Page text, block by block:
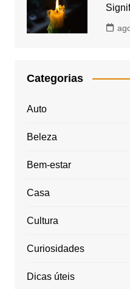
Categorias
Auto
Beleza
Bem-estar
Casa
Cultura
Curiosidades
Dicas úteis